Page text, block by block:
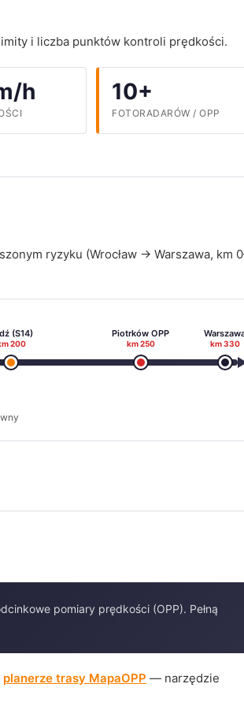
i liczba punktów kontroli prędkości.
h 10+
FOTORADARÓW / OPP
ryzyku (Wrocław → Warszawa, km
(S14)
200
Piotrków OPP
km 250 km 330
pomiary prędkości (OPP). Pełną
planerze trasy MapaOPP — narzędzie